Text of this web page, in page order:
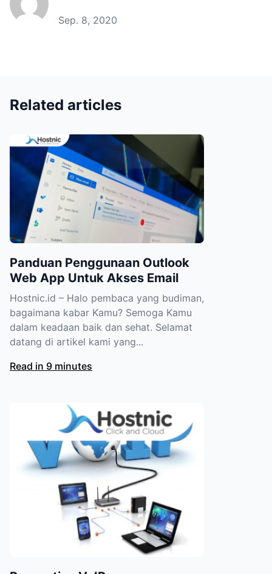
Sep. 8, 2020
Related articles
Panduan Penggunaan Outlook
Web App Untuk Akses Email
Hostnic.id – Halo pembaca yang budiman,
bagaimana kabar Kamu? Semoga Kamu
dalam keadaan baik dan sehat. Selamat
datang di artikel kami yang...
Read in 9 minutes